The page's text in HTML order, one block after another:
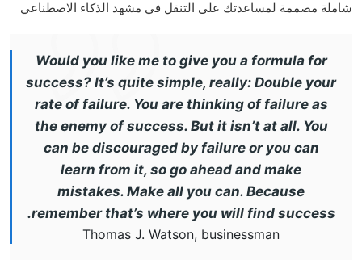
شاملة مصممة لمساعدتك على التنقل في مشهد الذكاء الاصطناعي
Would you like me to give you a formula for
success? It’s quite simple, really: Double your
rate of failure. You are thinking of failure as
the enemy of success. But it isn’t at all. You
can be discouraged by failure or you can
learn from it, so go ahead and make
mistakes. Make all you can. Because
remember that’s where you will find success.
Thomas J. Watson, businessman